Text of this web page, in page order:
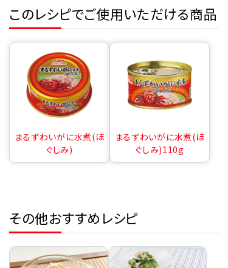
このレシピでご使用いただける商品
まるずわいがに水煮(ほ
ぐしみ)
まるずわいがに水煮(ほ
ぐしみ)110g
その他おすすめレシピ